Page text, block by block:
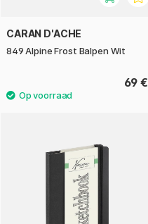
CARAN D'ACHE
849 Alpine Frost Balpen Wit
69 €